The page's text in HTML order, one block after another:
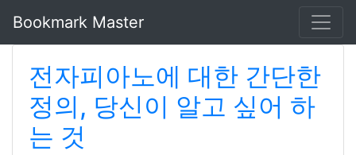
Bookmark Master
전자피아노에 대한 간단한
정의, 당신이 알고 싶어 하
는 것